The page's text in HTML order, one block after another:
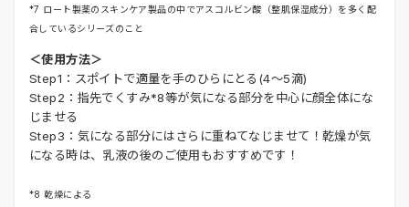
*7 ロート製薬のスキンケア製品の中でアスコルビン酸（整肌保湿成分）を多く配
合しているシリーズのこと
＜使用方法＞
Step1：スポイトで適量を手のひらにとる(4～5滴)
Step2：指先でくすみ*8等が気になる部分を中心に顔全体にな
じませる
Step3：気になる部分にはさらに重ねてなじませて！乾燥が気
になる時は、乳液の後のご使用もおすすめです！
*8 乾燥による